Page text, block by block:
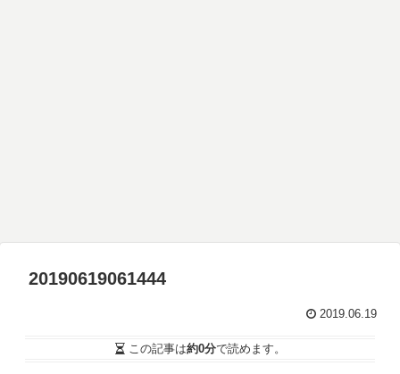
20190619061444
2019.06.19
この記事は約0分で読めます。